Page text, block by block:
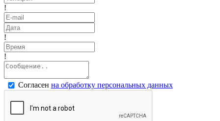
!
!
!
Согласен на обработку персональных данных